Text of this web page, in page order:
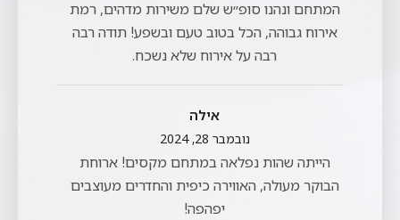
המתחם ונהנו סופ״ש שלם משירות מדהים, רמת
אירוח גבוהה, הכל בטוב טעם ובשפע! תודה רבה
רבה על אירוח שלא נשכח.
אילה
נובמבר 28, 2024
הייתה שהות נפלאה במתחם מקסים! ארוחת
הבוקר מעולה, האווירה כיפית והחדרים מעוצבים
יפהפה!